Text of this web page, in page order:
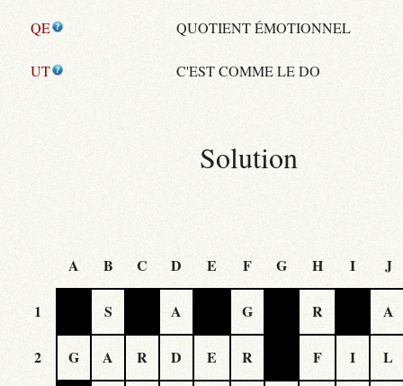
QE QUOTIENT ÉMOTIONNEL
UT C'EST COMME LE DO
Solution
A B C D E F G H I J
1 S A G R A
2 G A R D E R F I L